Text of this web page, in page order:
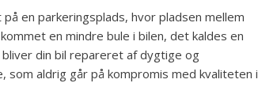
en parkeringsplads, hvor pladsen mellem
en mindre bule i bilen, det kaldes en
din bil repareret af dygtige og
som aldrig går på kompromis med kvaliteten i